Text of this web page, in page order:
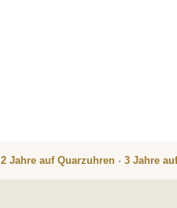
2 Jahre auf Quarzuhren· 3 Jahre